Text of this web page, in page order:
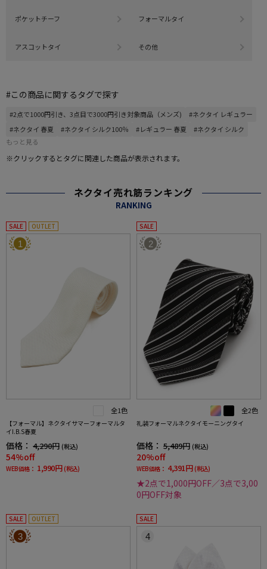
ポケットチーフ フォーマルタイ
アスコットタイ その他
#この商品に関するタグで探す
#2点で1000円引き、3点目で3000円引き対象商品（メンズ)
#ネクタイ レギュラー
#ネクタイ 春夏
#ネクタイ シルク100％ #レギュラー 春夏
#ネクタイ シルク
もっと見る
※クリックするとタグに関連した商品が表示されます。
ネクタイ売れ筋ランキング
RANKING
SALE OUTLET
1
全1色
【フォーマル】ネクタイサマーフォーマルタ
イI.B.S春夏
価格： 4,290円 (税込)
54%off
WEB価格： 1,990円 (税込)
SALE
2
全2色
礼装フォーマルネクタイモーニングタイ
価格： 5,489円 (税込)
20%off
WEB価格： 4,391円 (税込)
★2点で1,000円OFF／3点で3,00
0円OFF対象
SALE OUTLET
3
SALE
4